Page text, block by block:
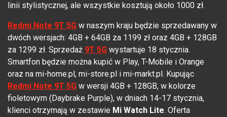
linii stylistycznej, ale wszystkie kosztują około 1000 zł.
Redmi Note 9T 5G w naszym kraju będzie sprzedawany w
dwóch wersjach: 4GB + 64GB za 1199 zł oraz 4GB + 128GB
za 1299 zł. Sprzedaż 9T 5G wystartuje 18 stycznia.
Smartfon będzie można kupić w Play, T-Mobile i Orange
oraz na mi-home.pl, mi-store.pl i mi-markt.pl. Kupując
Redmi Note 9T 5G w wersji 4GB + 128GB, w kolorze
fioletowym (Daybrake Purple), w dniach 14-17 stycznia,
klienci otrzymają w zestawie Mi Watch Lite. Oferta